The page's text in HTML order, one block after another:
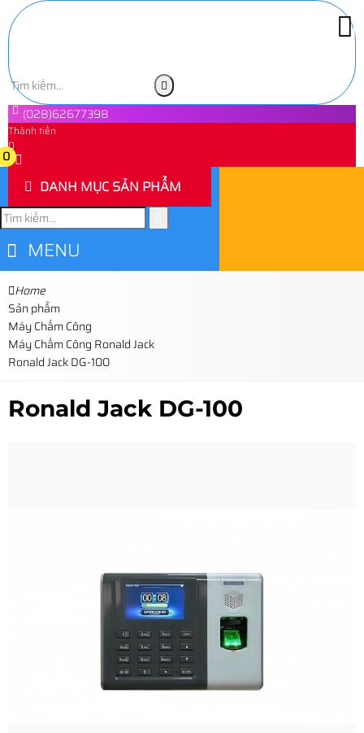
(028)62677398
Thành tiền
0
0
DANH MỤC SẢN PHẨM
MENU
Home
Sản phẩm
Máy Chấm Công
Máy Chấm Công Ronald Jack
Ronald Jack DG-100
Ronald Jack DG-100